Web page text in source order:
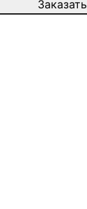
Заказать